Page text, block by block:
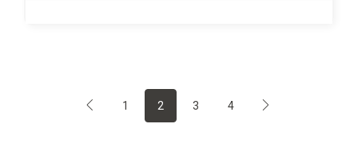
1 2 3 4